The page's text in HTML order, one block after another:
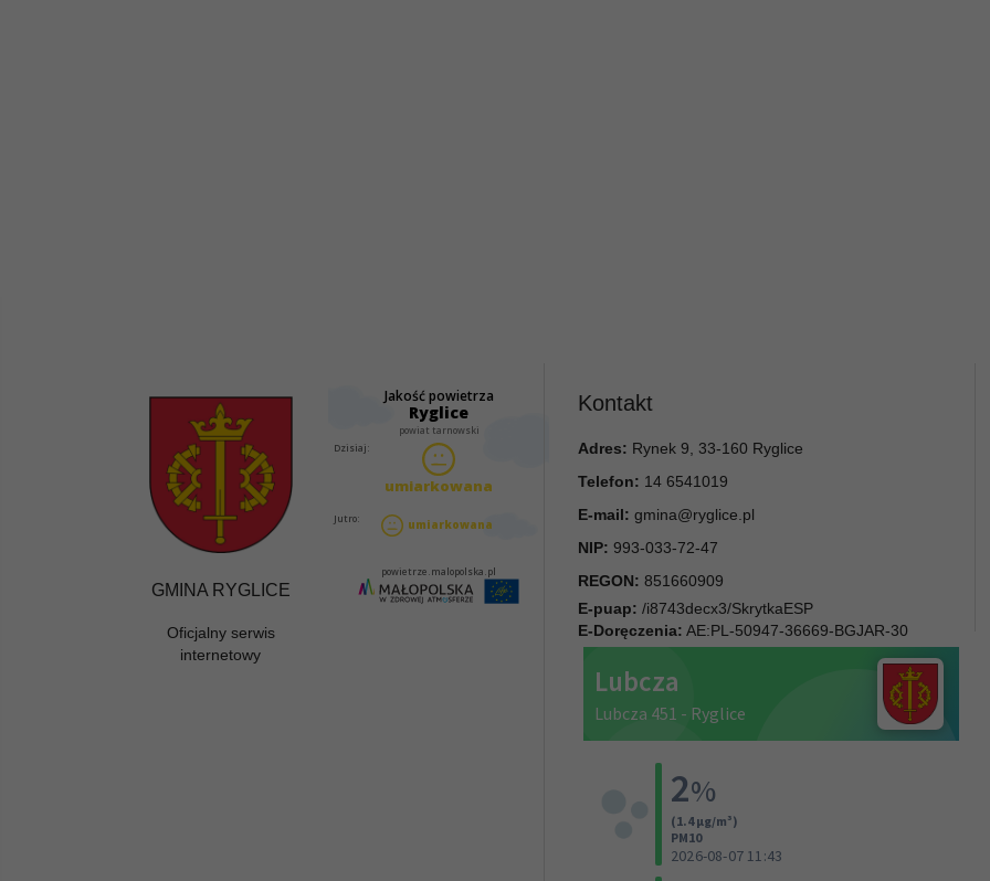
GMINA RYGLICE
Oficjalny serwis
internetowy
Kontakt
Adres: Rynek 9, 33-160 Ryglice
Telefon: 14 6541019
E-mail: gmina@ryglice.pl
NIP: 993-033-72-47
REGON: 851660909
E-puap: /i8743decx3/SkrytkaESP
E-Doręczenia: AE:PL-50947-36669-BGJAR-30